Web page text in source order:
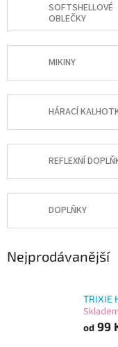
SOFTSHELLOVÉ
OBLEČKY
MIKINY
HÁRACÍ
REFLEXNÍ
DOPLŇKY
Nejprodávanější
TRIXIE
Skladem
od 99